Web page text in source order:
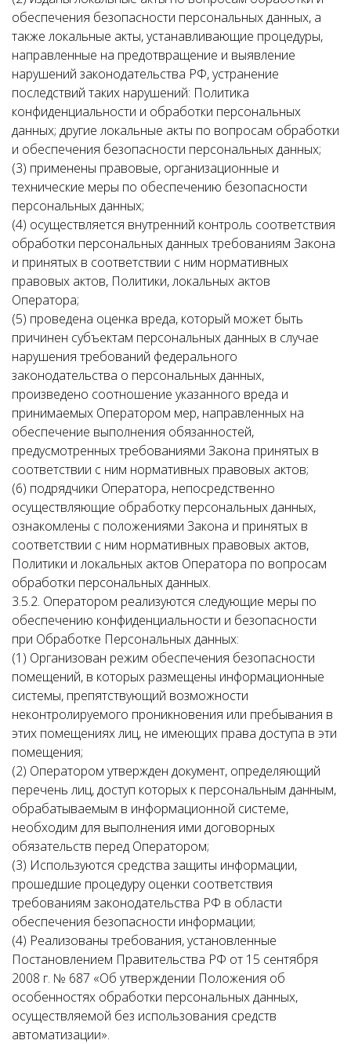
обеспечения безопасности персональных данных, а
также локальные акты, устанавливающие процедуры,
направленные на предотвращение и выявление
нарушений законодательства РФ, устранение
последствий таких нарушений: Политика
конфиденциальности и обработки персональных
данных; другие локальные акты по вопросам обработки
и обеспечения безопасности персональных данных;
(3) применены правовые, организационные и
технические меры по обеспечению безопасности
персональных данных;
(4) осуществляется внутренний контроль соответствия
обработки персональных данных требованиям Закона
и принятых в соответствии с ним нормативных
правовых актов, Политики, локальных актов
Оператора;
(5) проведена оценка вреда, который может быть
причинен субъектам персональных данных в случае
нарушения требований федерального
законодательства о персональных данных,
произведено соотношение указанного вреда и
принимаемых Оператором мер, направленных на
обеспечение выполнения обязанностей,
предусмотренных требованиями Закона принятых в
соответствии с ним нормативных правовых актов;
(6) подрядчики Оператора, непосредственно
осуществляющие обработку персональных данных,
ознакомлены с положениями Закона и принятых в
соответствии с ним нормативных правовых актов,
Политики и локальных актов Оператора по вопросам
обработки персональных данных.
3.5.2. Оператором реализуются следующие меры по
обеспечению конфиденциальности и безопасности
при Обработке Персональных данных:
(1) Организован режим обеспечения безопасности
помещений, в которых размещены информационные
системы, препятствующий возможности
неконтролируемого проникновения или пребывания в
этих помещениях лиц, не имеющих права доступа в эти
помещения;
(2) Оператором утвержден документ, определяющий
перечень лиц, доступ которых к персональным данным,
обрабатываемым в информационной системе,
необходим для выполнения ими договорных
обязательств перед Оператором;
(3) Используются средства защиты информации,
прошедшие процедуру оценки соответствия
требованиям законодательства РФ в области
обеспечения безопасности информации;
(4) Реализованы требования, установленные
Постановлением Правительства РФ от 15 сентября
2008 г. № 687 «Об утверждении Положения об
особенностях обработки персональных данных,
осуществляемой без использования средств
автоматизации».